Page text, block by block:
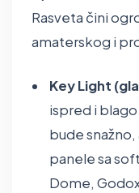
Rasveta čini
amaterskog i
Key Light
ispred i
bude
panele sa
Dome,